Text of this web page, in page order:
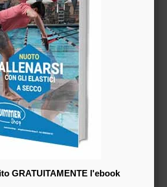
delle 4 bracciate
GRATUITAMENTE l'ebook